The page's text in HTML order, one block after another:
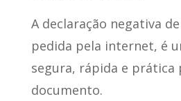
A declaração negativa
pedida pela internet, é
segura, rápida e prática
documento.